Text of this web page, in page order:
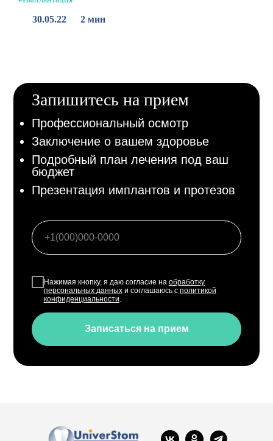
30.05.22 2 мин
Запишитесь на прием
Профессиональный осмотр
Заключение о вашем здоровье
Подробный план лечения под ваш
бюджет
Презентация имплантов и протезов
Нажимая кнопку, я даю согласие на обработку
персональных данныхи соглашаюсь с политикой
конфиденциальности
Записаться на прием